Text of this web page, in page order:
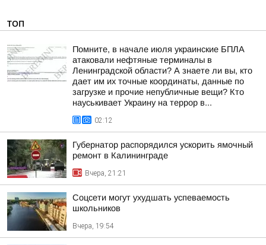
ТОП
Помните, в начале июля украинские БПЛА
атаковали нефтяные терминалы в
Ленинградской области? А знаете ли вы, кто
дает им их точные координаты, данные по
загрузке и прочие непубличные вещи? Кто
науськивает Украину на террор в...
02:12
Губернатор распорядился ускорить ямочный
ремонт в Калининграде
Вчера, 21:21
Соцсети могут ухудшать успеваемость
школьников
Вчера, 19:54